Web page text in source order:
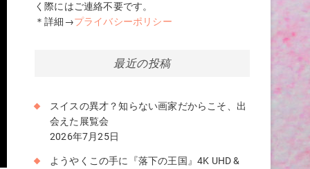
く際にはご連絡不要です。
＊詳細→プライバシーポリシー
最近の投稿
スイスの異才？知らない画家だからこそ、出
会えた展覧会
2026年7月25日
ようやくこの手に『落下の王国』4K UHD &